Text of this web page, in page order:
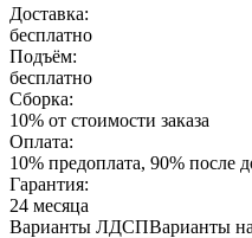
Доставка:
бесплатно
Подъём:
бесплатно
Сборка:
10% от стоимости заказа
Оплата:
10% предоплата, 90% после
Гарантия:
24 месяца
Варианты ЛДСПВарианты